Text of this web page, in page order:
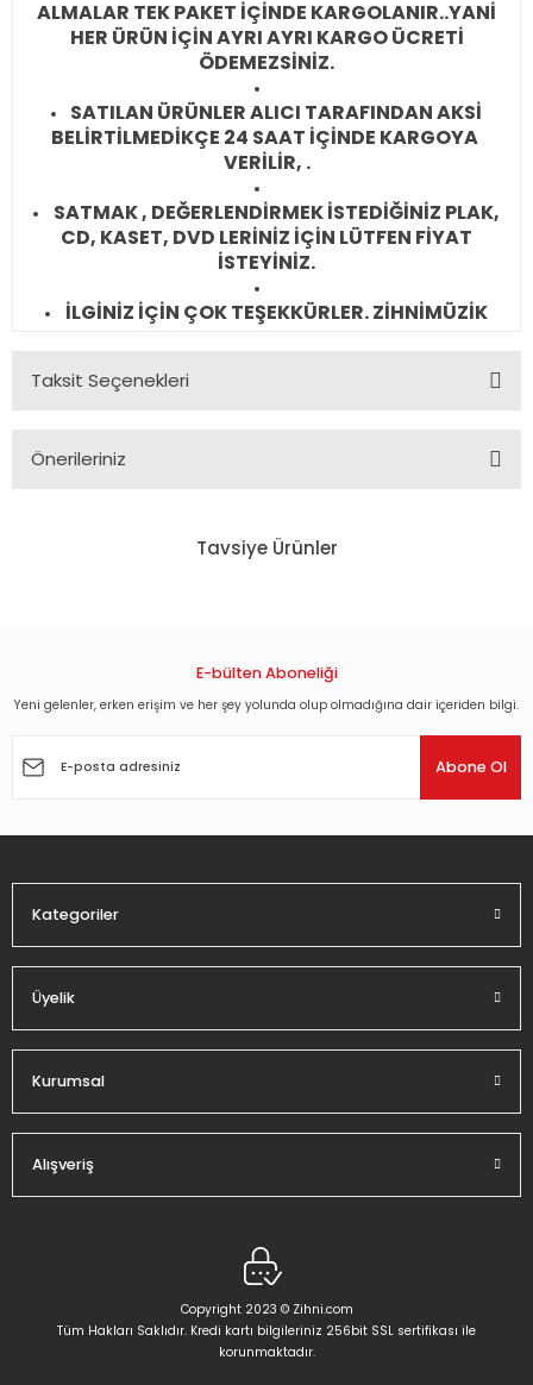
ALMALAR TEK PAKET İÇİNDE KARGOLANIR..YANİ
HER ÜRÜN İÇİN AYRI AYRI KARGO ÜCRETİ
ÖDEMEZSİNİZ.
SATILAN ÜRÜNLER ALICI TARAFINDAN AKSİ
BELİRTİLMEDİKÇE 24 SAAT İÇİNDE KARGOYA
VERİLİR, .
SATMAK , DEĞERLENDİRMEK İSTEDİĞİNİZ PLAK,
CD, KASET, DVD LERİNİZ İÇİN LÜTFEN FİYAT
İSTEYİNİZ.
İLGİNİZ İÇİN ÇOK TEŞEKKÜRLER. ZİHNİMÜZİK
Taksit Seçenekleri
Önerileriniz
kullanarak tarafımıza iletebilirsiniz.
Ürün açıklamasında eksik bilgiler bulunuyor.
Ürün bilgilerinde hatalar bulunuyor.
Bu ürüne benzer farklı alternatifler olmalı.
Tavsiye Ürünler
1.008,00 TL
E-bülten Aboneliği
Yeni gelenler, erken erişim ve her şey yolunda olup olmadığına dair içeriden bilgi.
Abone Ol
Kategoriler
Üyelik
Kurumsal
Alışveriş
Copyright 2023 © Zihni.com
Tüm Hakları Saklıdır. Kredi kartı bilgileriniz 256bit SSL sertifikası ile
korunmaktadır.